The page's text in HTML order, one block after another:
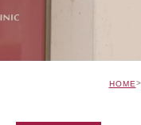
HOME